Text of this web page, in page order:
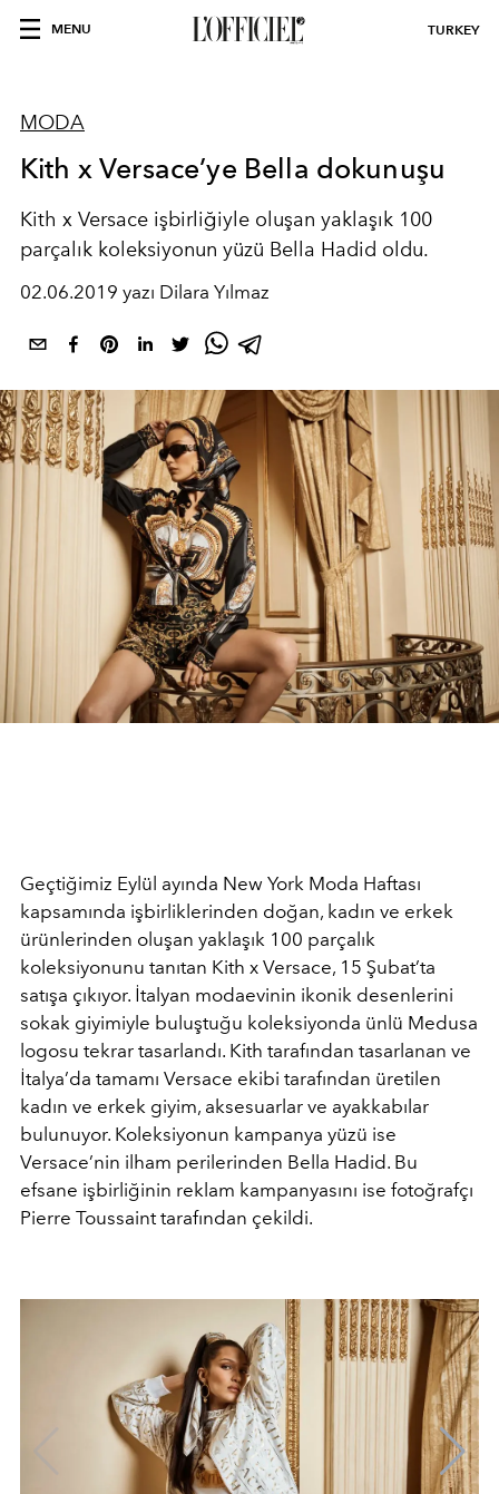
MENU TURKEY
MODA
Kith x Versace’ye Bella dokunuşu
Kith x Versace işbirliğiyle oluşan yaklaşık 100
parçalık koleksiyonun yüzü Bella Hadid oldu.
02.06.2019 yazı Dilara Yılmaz
Geçtiğimiz Eylül ayında New York Moda Haftası
kapsamında işbirliklerinden doğan, kadın ve erkek
ürünlerinden oluşan yaklaşık 100 parçalık
koleksiyonunu tanıtan Kith x Versace, 15 Şubat’ta
satışa çıkıyor. İtalyan modaevinin ikonik desenlerini
sokak giyimiyle buluştuğu koleksiyonda ünlü Medusa
logosu tekrar tasarlandı. Kith tarafından tasarlanan ve
İtalya’da tamamı Versace ekibi tarafından üretilen
kadın ve erkek giyim, aksesuarlar ve ayakkabılar
bulunuyor. Koleksiyonun kampanya yüzü ise
Versace’nin ilham perilerinden Bella Hadid. Bu
efsane işbirliğinin reklam kampanyasını ise fotoğrafçı
Pierre Toussaint tarafından çekildi.